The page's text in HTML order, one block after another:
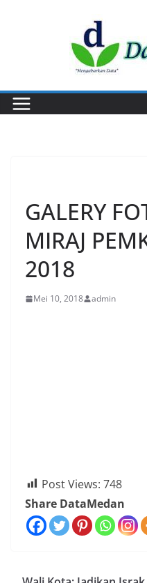
GALERY
MIRAJ
2018
Mei 10, 2018 admin
Post Views: 748
Share DataMedan